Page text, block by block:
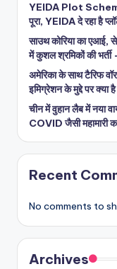
YEIDA Plot Scheme
पूरा, YEIDA दे रहा है
साउथ कोरिया का एआई,
में कुशल श्रमिकों की भर्ती
अमेरिका के साथ टैरिफ
इमिग्रेशन के मुद्दे पर क्या
चीन में वुहान लैब में नया
COVID जैसी महामारी
Recent
No comments to
Archives